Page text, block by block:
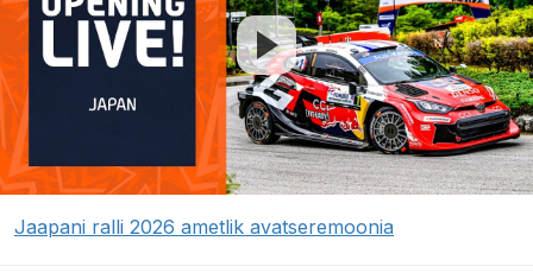
Jaapani ralli 2026 ametlik avatseremoonia